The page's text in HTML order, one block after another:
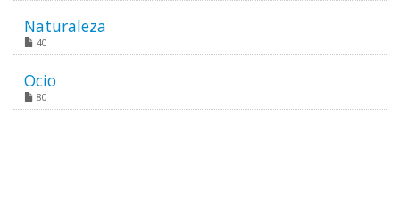
Naturaleza
40
Ocio
80